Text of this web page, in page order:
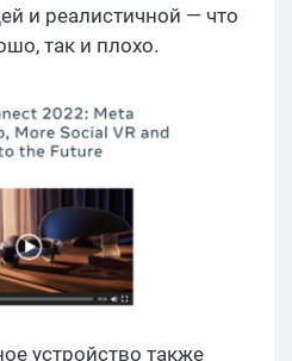
и реалистичной — что
так и плохо.
устройство также